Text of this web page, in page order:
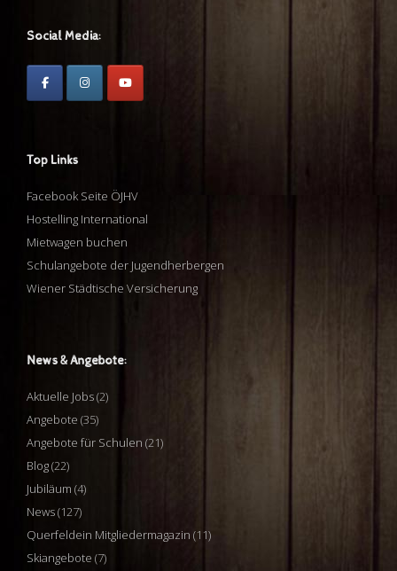
Social Media:
Top Links
Facebook Seite ÖJHV
Hostelling International
Mietwagen buchen
Schulangebote der Jugendherbergen
Wiener Städtische Versicherung
News & Angebote:
Aktuelle Jobs(2)
Angebote (35)
Angebote für Schulen (21)
Blog(22)
Jubiläum (4)
News(127)
Querfeldein Mitgliedermagazin (11)
Skiangebote (7)